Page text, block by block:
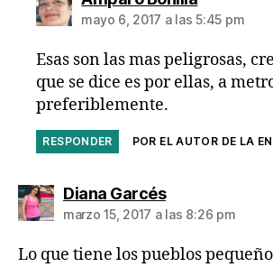
mayo 6, 2017 a las 5:45 pm
Esas son las mas peligrosas,
que se dice es por ellas, a
preferiblemente.
RESPONDER POR EL AUTOR DE LA
Diana Garcésdice:
marzo 15, 2017 a las 8:26 pm
Lo que tiene los pueblos